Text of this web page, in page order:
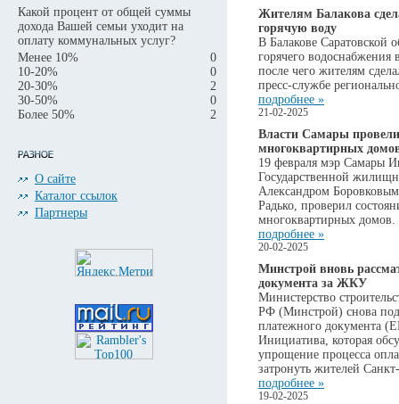
Какой процент от общей суммы
дохода Вашей семьи уходит на
оплату коммунальных услуг?
Менее 10%
0
10-20%
0
20-30%
2
30-50%
0
Более 50%
2
О сайте
Каталог ссылок
Партнеры
Жителям Балакова
горячую воду
В Балакове Саратовской
горячего водоснабжения
после чего жителям
пресс-службе
подробнее »
21-02-2025
Власти Самары
многоквартирных
19 февраля мэр Самары
Государственной
Александром
Радько, проверил
многоквартирных домов.
подробнее »
20-02-2025
Минстрой вновь
документа за ЖКУ
Министерство
РФ (Минстрой) снова
платежного документа
Инициатива, которая
упрощение процесса
затронуть жителей
подробнее »
19-02-2025